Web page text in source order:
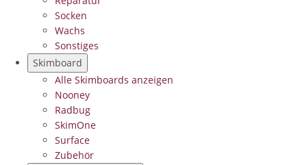
Socken
Wachs
Sonstiges
Skimboard
Alle Skimboards anzeigen
Nooney
Radbug
SkimOne
Surface
Zubehör